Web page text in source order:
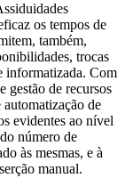
os tempos de
também,
trocas
informatizada. Com
gestão de recursos
de
evidentes ao nível
número de
às mesmas, e à
manual.